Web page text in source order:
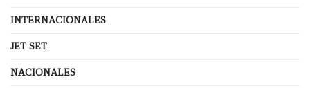
INTERNACIONALES
JET SET
NACIONALES